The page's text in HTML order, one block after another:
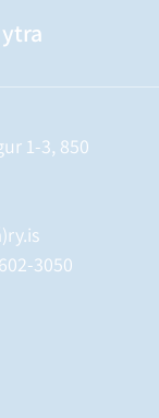
1-3, 850
3050